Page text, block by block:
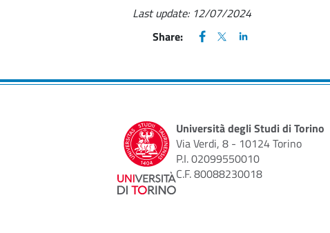
Last update: 12/07/2024
Share:
FACEBOOK
(apre una nuova finestra)
X
(apre una nuova
LINKEDIN
(apre una nuova
Università degli Studi di Torino
Via Verdi, 8 - 10124 Torino
P.I. 02099550010
C.F. 80088230018